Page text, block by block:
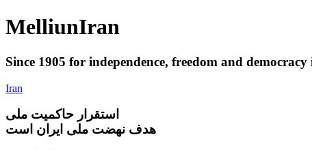
MelliunIran
Since 1905 for independence, freedom and democracy
Iran
استقرار حاکميت ملی
هدف نهضت ملی ایران است